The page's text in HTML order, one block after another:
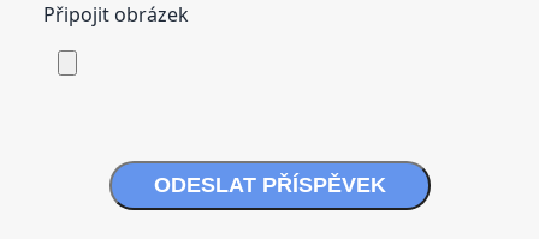
Připojit obrázek
ODESLAT PŘÍSPĚVEK